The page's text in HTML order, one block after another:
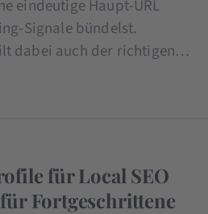
eindeutige Haupt-URL
Signale bündelst.
dabei auch der richtigen…
für Local SEO
Fortgeschrittene